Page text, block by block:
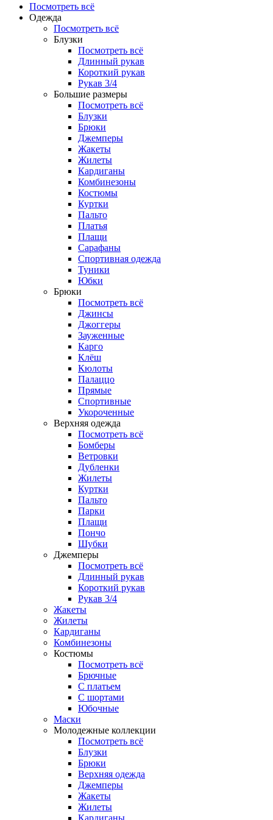
Посмотреть всё
Одежда
Посмотреть всё
Блузки
Посмотреть всё
Длинный рукав
Короткий рукав
Рукав 3/4
Большие размеры
Посмотреть всё
Блузки
Брюки
Джемперы
Жакеты
Жилеты
Кардиганы
Комбинезоны
Костюмы
Куртки
Пальто
Платья
Плащи
Сарафаны
Спортивная одежда
Туники
Юбки
Брюки
Посмотреть всё
Джинсы
Джоггеры
Зауженные
Карго
Клёш
Кюлоты
Палаццо
Прямые
Спортивные
Укороченные
Верхняя одежда
Посмотреть всё
Бомберы
Ветровки
Дубленки
Жилеты
Куртки
Пальто
Парки
Плащи
Пончо
Шубки
Джемперы
Посмотреть всё
Длинный рукав
Короткий рукав
Рукав 3/4
Жакеты
Жилеты
Кардиганы
Комбинезоны
Костюмы
Посмотреть всё
Брючные
С платьем
С шортами
Юбочные
Маски
Молодежные коллекции
Посмотреть всё
Блузки
Брюки
Верхняя одежда
Джемперы
Жакеты
Жилеты
Кардиганы